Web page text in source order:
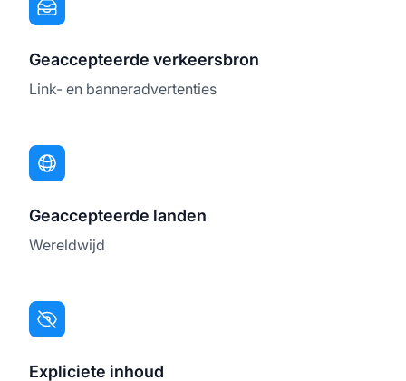
Geaccepteerde verkeersbron
Link- en banneradvertenties
Geaccepteerde landen
Wereldwijd
Expliciete inhoud